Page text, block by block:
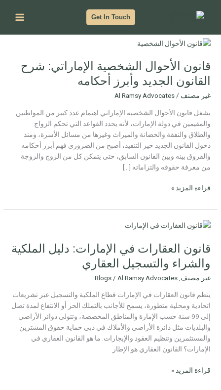
Get In Touch
قانون الأحوال الشخصية الإماراتي: شرح
القانون الجديد وأبرز أحكامه
غير مصنف /
Al Ramsy Advocates
يشغل قانون الأحوال الشخصية الإماراتي اهتمام عدد كبير من المواطنين
والمقيمين في دولة الإمارات، لأنه يحدد القواعد التي تحكم الزواج
والطلاق والنفقة والحضانة والميراث وغيرها من مسائل الأسرة، ومنذ
دخول القانون الجديد حيز التنفيذ، أصبح من الضروري فهم أبرز أحكامه
والفروق بينه وبين القانون السابق، حتى يتمكن كل من الزوج والزوجة
من معرفة حقوقه والتزاماته […]
قانون
الشخصية
الإماراتي:
شرح
القانون
وأبرز
أحكامه
قراءة المزيد »
قانون العقارات في الإمارات: دليل الملكية
والشراء والتسجيل العقاري
غير مصنف ,
Blogs/ Al Ramsy Advocates
ينظم قانون العقارات في الإمارات قطاع الملكية والتسجيل عبر تشريعات
اتحادية ومحلية متطورة، يسمح للأجانب بالتملك الحر أو الانتفاع لمدة تصل
إلى 99 سنة حسب الإمارة والمناطق المخصصة، وتتولى دوائر الأراضي
والبلديات مثل دائرة الأراضي والأملاك في دبي حماية حقوق المشترين
والمستثمرين وتنظيم العقود والإيجارات. ما هو القانون العقاري في
الإمارات؟ القانون العقاري هو الإطار
قانون
في
الإمارات:
دليل
الملكية
والتسجيل
العقاري
قراءة المزيد »